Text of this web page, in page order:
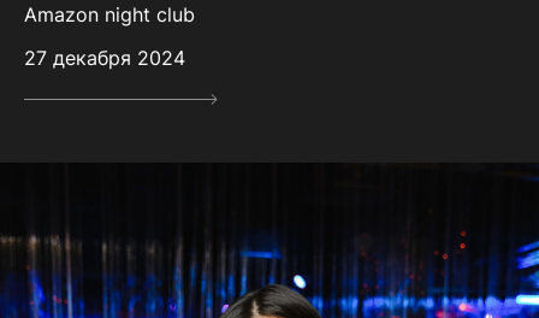
Amazon night club
27 декабря 2024